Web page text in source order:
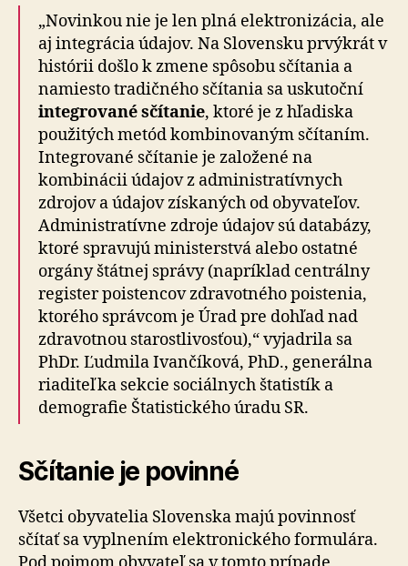
„Novinkou nie je len plná elektronizácia, ale
aj integrácia údajov. Na Slovensku prvýkrát v
histórii došlo k zmene spôsobu sčítania a
namiesto tradičného sčítania sa uskutoční
integrované sčítanie, ktoré je z hľadiska
použitých metód kombinovaným sčítaním.
Integrované sčítanie je založené na
kombinácii údajov z administratívnych
zdrojov a údajov získaných od obyvateľov.
Administratívne zdroje údajov sú databázy,
ktoré spravujú ministerstvá alebo ostatné
orgány štátnej správy (napríklad centrálny
register poistencov zdravotného poistenia,
ktorého správcom je Úrad pre dohľad nad
zdravotnou starostlivosťou),“ vyjadrila sa
PhDr. Ľudmila Ivančíková, PhD., generálna
riaditeľka sekcie sociálnych štatistík a
demografie Štatistického úradu SR.
Sčítanie je povinné
Všetci obyvatelia Slovenska majú povinnosť
sčítať sa vyplnením elektronického formulára.